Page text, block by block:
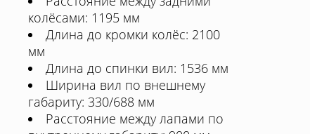
колёсами: 1195 мм
Длина до кромки колёс: 2100
мм
Длина до спинки вил: 1536 мм
Ширина вил по внешнему
габариту: 330/688 мм
Расстояние между лапами по